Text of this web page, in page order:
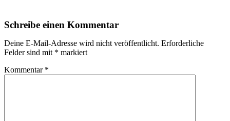
Schreibe einen Kommentar
Deine E-Mail-Adresse wird nicht veröffentlicht. Erforderliche
Felder sind mit * markiert
Kommentar *